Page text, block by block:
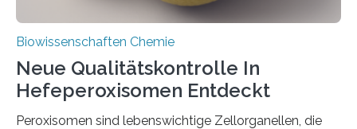
Biowissenschaften Chemie
Neue Qualitätskontrolle In
Hefeperoxisomen Entdeckt
Peroxisomen sind lebenswichtige Zellorganellen, die